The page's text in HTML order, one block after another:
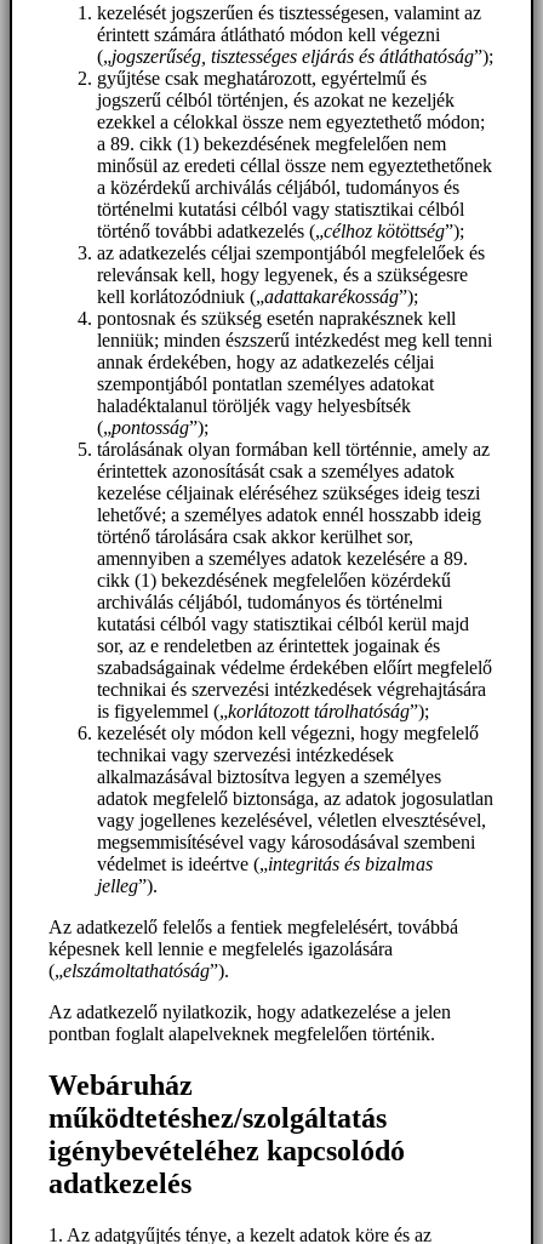
kezelését jogszerűen és tisztességesen, valamint az
érintett számára átlátható módon kell végezni
(„jogszerűség, tisztességes eljárás és átláthatóság”);
gyűjtése csak meghatározott, egyértelmű és
jogszerű célból történjen, és azokat ne kezeljék
ezekkel a célokkal össze nem egyeztethető módon;
a 89. cikk (1) bekezdésének megfelelően nem
minősül az eredeti céllal össze nem egyeztethetőnek
a közérdekű archiválás céljából, tudományos és
történelmi kutatási célból vagy statisztikai célból
történő további adatkezelés („célhoz kötöttség”);
az adatkezelés céljai szempontjából megfelelőek és
relevánsak kell, hogy legyenek, és a szükségesre
kell korlátozódniuk („adattakarékosság”);
pontosnak és szükség esetén naprakésznek kell
lenniük; minden észszerű intézkedést meg kell tenni
annak érdekében, hogy az adatkezelés céljai
szempontjából pontatlan személyes adatokat
haladéktalanul töröljék vagy helyesbítsék
(„pontosság”);
tárolásának olyan formában kell történnie, amely az
érintettek azonosítását csak a személyes adatok
kezelése céljainak eléréséhez szükséges ideig teszi
lehetővé; a személyes adatok ennél hosszabb ideig
történő tárolására csak akkor kerülhet sor,
amennyiben a személyes adatok kezelésére a 89.
cikk (1) bekezdésének megfelelően közérdekű
archiválás céljából, tudományos és történelmi
kutatási célból vagy statisztikai célból kerül majd
sor, az e rendeletben az érintettek jogainak és
szabadságainak védelme érdekében előírt megfelelő
technikai és szervezési intézkedések végrehajtására
is figyelemmel („korlátozott tárolhatóság”);
kezelését oly módon kell végezni, hogy megfelelő
technikai vagy szervezési intézkedések
alkalmazásával biztosítva legyen a személyes
adatok megfelelő biztonsága, az adatok jogosulatlan
vagy jogellenes kezelésével, véletlen elvesztésével,
megsemmisítésével vagy károsodásával szembeni
védelmet is ideértve („integritás és bizalmas
jelleg”).
Az adatkezelő felelős a fentiek megfelelésért, továbbá
képesnek kell lennie e megfelelés igazolására
(„elszámoltathatóság”).
Az adatkezelő nyilatkozik, hogy adatkezelése a jelen
pontban foglalt alapelveknek megfelelően történik.
Webáruház
működtetéshez/szolgáltatás
igénybevételéhez kapcsolódó
adatkezelés
1. Az adatgyűjtés ténye, a kezelt adatok köre és az